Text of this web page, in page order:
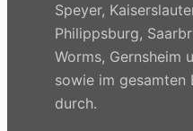
Speyer,
Philippsburg,
Worms, Gernsheim
sowie im gesamten
durch.